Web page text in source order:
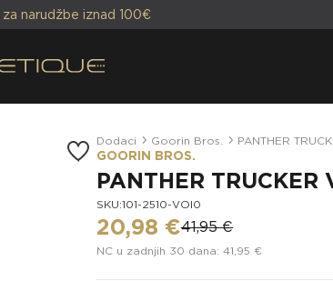
narudžbe iznad 100€
Dodaci Goorin Bros. PANTHER
GOORIN BROS.
PANTHER TRUCKER
SKU:101-2510-VOI0
20,98 €41,95 €
NC u zadnjih 30 dana: 41,95 €